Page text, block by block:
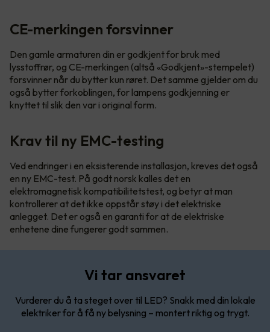
CE-merkingen forsvinner
Den gamle armaturen din er godkjent for bruk med
lysstoffrør, og CE-merkingen (altså «Godkjent»-stempelet)
forsvinner når du bytter kun røret. Det samme gjelder om du
også bytter forkoblingen, for lampens godkjenning er
knyttet til slik den var i original form.
Krav til ny EMC-testing
Ved endringer i en eksisterende installasjon, kreves det også
en ny EMC-test. På godt norsk kalles det en
elektromagnetisk kompatibilitetstest, og betyr at man
kontrollerer at det ikke oppstår støy i det elektriske
anlegget. Det er også en garanti for at de elektriske
enhetene dine fungerer godt sammen.
Vi tar ansvaret
Vurderer du å ta steget over til LED? Snakk med din lokale
elektriker for å få ny belysning – montert riktig og trygt.